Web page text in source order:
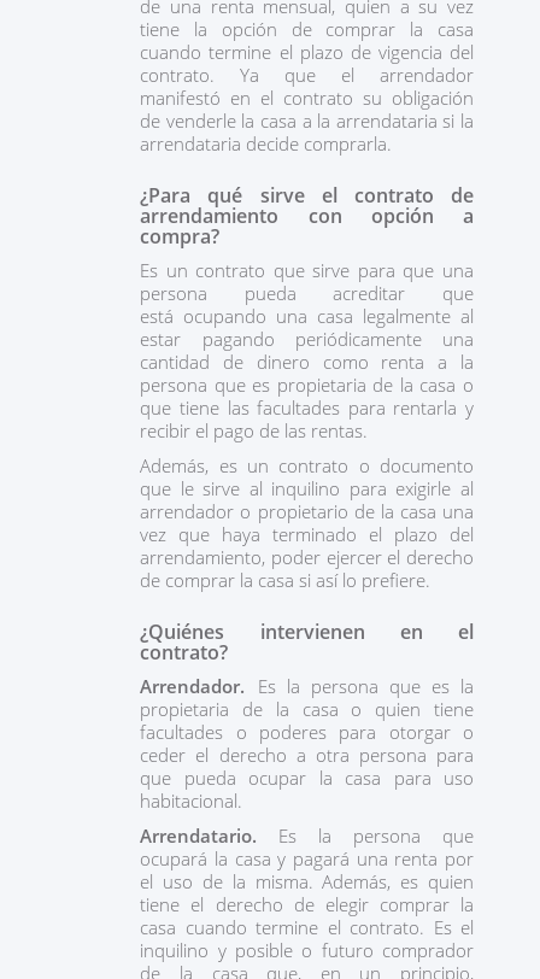
de una renta mensual, quien a su vez
tiene la opción de comprar la casa
cuando termine el plazo de vigencia del
contrato. Ya que el arrendador
manifestó en el contrato su obligación
de venderle la casa a la arrendataria si la
arrendataria decide comprarla.
¿Para qué sirve el contrato de
arrendamiento con opción a
compra?
Es un contrato que sirve para que una
persona pueda acreditar que
está ocupando una casa legalmente al
estar pagando periódicamente una
cantidad de dinero como renta a la
persona que es propietaria de la casa o
que tiene las facultades para rentarla y
recibir el pago de las rentas.
Además, es un contrato o documento
que le sirve al inquilino para exigirle al
arrendador o propietario de la casa una
vez que haya terminado el plazo del
arrendamiento, poder ejercer el derecho
de comprar la casa si así lo prefiere.
¿Quiénes intervienen en el
contrato?
Arrendador.
Es la persona que es la
propietaria de la casa o quien tiene
facultades o poderes para otorgar o
ceder el derecho a otra persona para
que pueda ocupar la casa para uso
habitacional.
Arrendatario. Es la persona que
ocupará la casa y pagará una renta por
el uso de la misma. Además, es quien
tiene el derecho de elegir comprar la
casa cuando termine el contrato. Es el
inquilino y posible o futuro comprador
de la casa que, en un principio,